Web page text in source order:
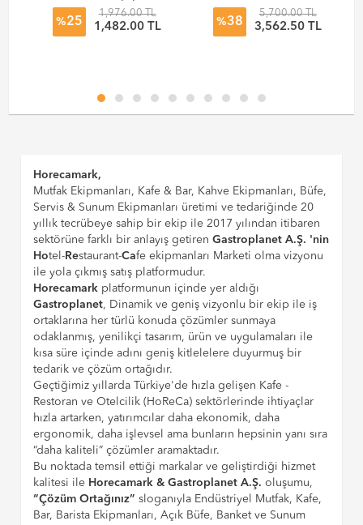
PIPAMOKA İÇİN
ÖZEL KORUYUCU
%25
1,976.00 TL
1,482.00 TL
MANUEL KAHVE
DEMLEME
EKİPMANI
%38
5,700.00 TL
3,562.50 TL
Horecamark,
Mutfak Ekipmanları, Kafe & Bar, Kahve Ekipmanları, Büfe,
Servis & Sunum Ekipmanları üretimi ve tedariğinde 20
yıllık tecrübeye sahip bir ekip ile 2017 yılından itibaren
sektörüne farklı bir anlayış getirenGastroplanet A.Ş. 'nin
Hotel-Restaurant-Cafe ekipmanları Marketi olma vizyonu
ile yola çıkmış satış platformudur.
Horecamark platformunun içinde yer aldığı
Gastroplanet, Dinamik ve geniş vizyonlu bir ekip ile iş
ortaklarına her türlü konuda çözümler sunmaya
odaklanmış, yenilikçi tasarım, ürün ve uygulamaları ile
kısa süre içinde adını geniş kitlelelere duyurmuş bir
tedarik ve çözüm ortağıdır.
Geçtiğimiz yıllarda Türkiye'de hızla gelişen Kafe -
Restoran ve Otelcilik (HoReCa) sektörlerinde ihtiyaçlar
hızla artarken, yatırımcılar daha ekonomik, daha
ergonomik, daha işlevsel ama bunların hepsinin yanı sıra
“daha kaliteli” çözümler aramaktadır.
Bu noktada temsil ettiği markalar ve geliştirdiği hizmet
kalitesi ile Horecamark & Gastroplanet A.Ş. oluşumu,
“Çözüm Ortağınız” sloganıyla Endüstriyel Mutfak, Kafe,
Bar, Barista Ekipmanları, Açık Büfe, Banket ve Sunum